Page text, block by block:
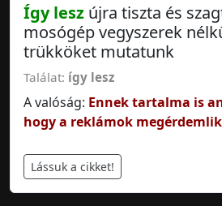
Így lesz újra tiszta és
mosógép vegyszerek
trükköket mutatunk
Találat: így lesz
A valóság: Ennek tartalma is
hogy a reklámok
Lássuk a cikket!